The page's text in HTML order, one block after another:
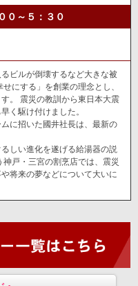
０～５：３０
ビルが倒壊するなど大きな被
にする」を創業の理念とし、
。 震災の教訓から東日本大震
く駆け付けました。
に招いた國井社長は、最新の
しい進化を遂げる給湯器の説
戸・三宮の割烹店では、震災
将来の夢などについて大いに